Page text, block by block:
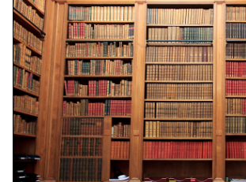
Прямые эфиры